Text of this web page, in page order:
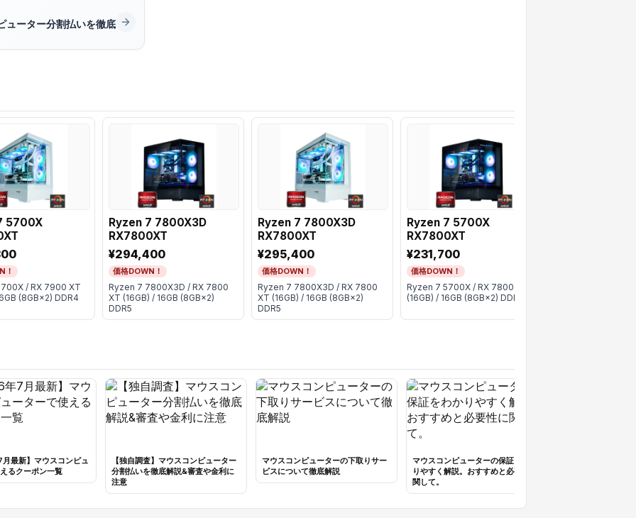
ューター分割払いを徹底
5700X
！
/ RX 7900 XT
(8GB×2) DDR4
Ryzen 7 7800X3D
RX7800XT
¥294,400
価格DOWN！
Ryzen 7 7800X3D / RX 7800
XT (16GB) / 16GB (8GB×2)
DDR5
Ryzen 7 7800X3D
RX7800XT
¥295,400
価格DOWN！
Ryzen 7 7800X3D / RX 7800
XT (16GB) / 16GB (8GB×2)
DDR5
Ryzen 7 5700X
RX7800XT
¥231,700
価格DOWN！
Ryzen 7 5700X / RX 7800 XT
(16GB) / 16GB (8GB×2) DDR4
最新】マウスコンピュ
るクーポン一覧
【独自調査】マウスコンピューター
分割払いを徹底解説&審査や金利に
注意
マウスコンピューターの下取りサー
ビスについて徹底解説
マウスコンピューターの保証をわか
りやすく解説。おすすめと必要性に
関して。